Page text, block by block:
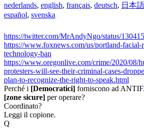
nederlands, english, français, deutsch, 日本語
español, svenska
https://twitter.com/MrAndyNgo/status/
https://www.foxnews.com/us/portland-facial-
technology-ban
https://www.oregonlive.com/crime/2020/08/
protesters-will-see-their-criminal-cases-
plan-to-recognize-the-right-to-speak.html
Perché i [Democratici] forniscono ad
[zone sicure] per operare?
Coordinato?
Leggi il copione.
Q